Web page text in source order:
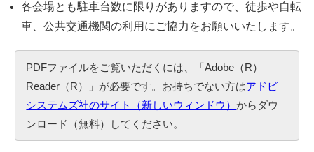
各会場とも駐車台数に限りがありますので、徒歩や自転
車、公共交通機関の利用にご協力をお願いいたします。
PDFファイルをご覧いただくには、「Adobe（R）
Reader（R）」が必要です。お持ちでない方はアドビ
システムズ社のサイト（新しいウィンドウ）からダウ
ンロード（無料）してください。